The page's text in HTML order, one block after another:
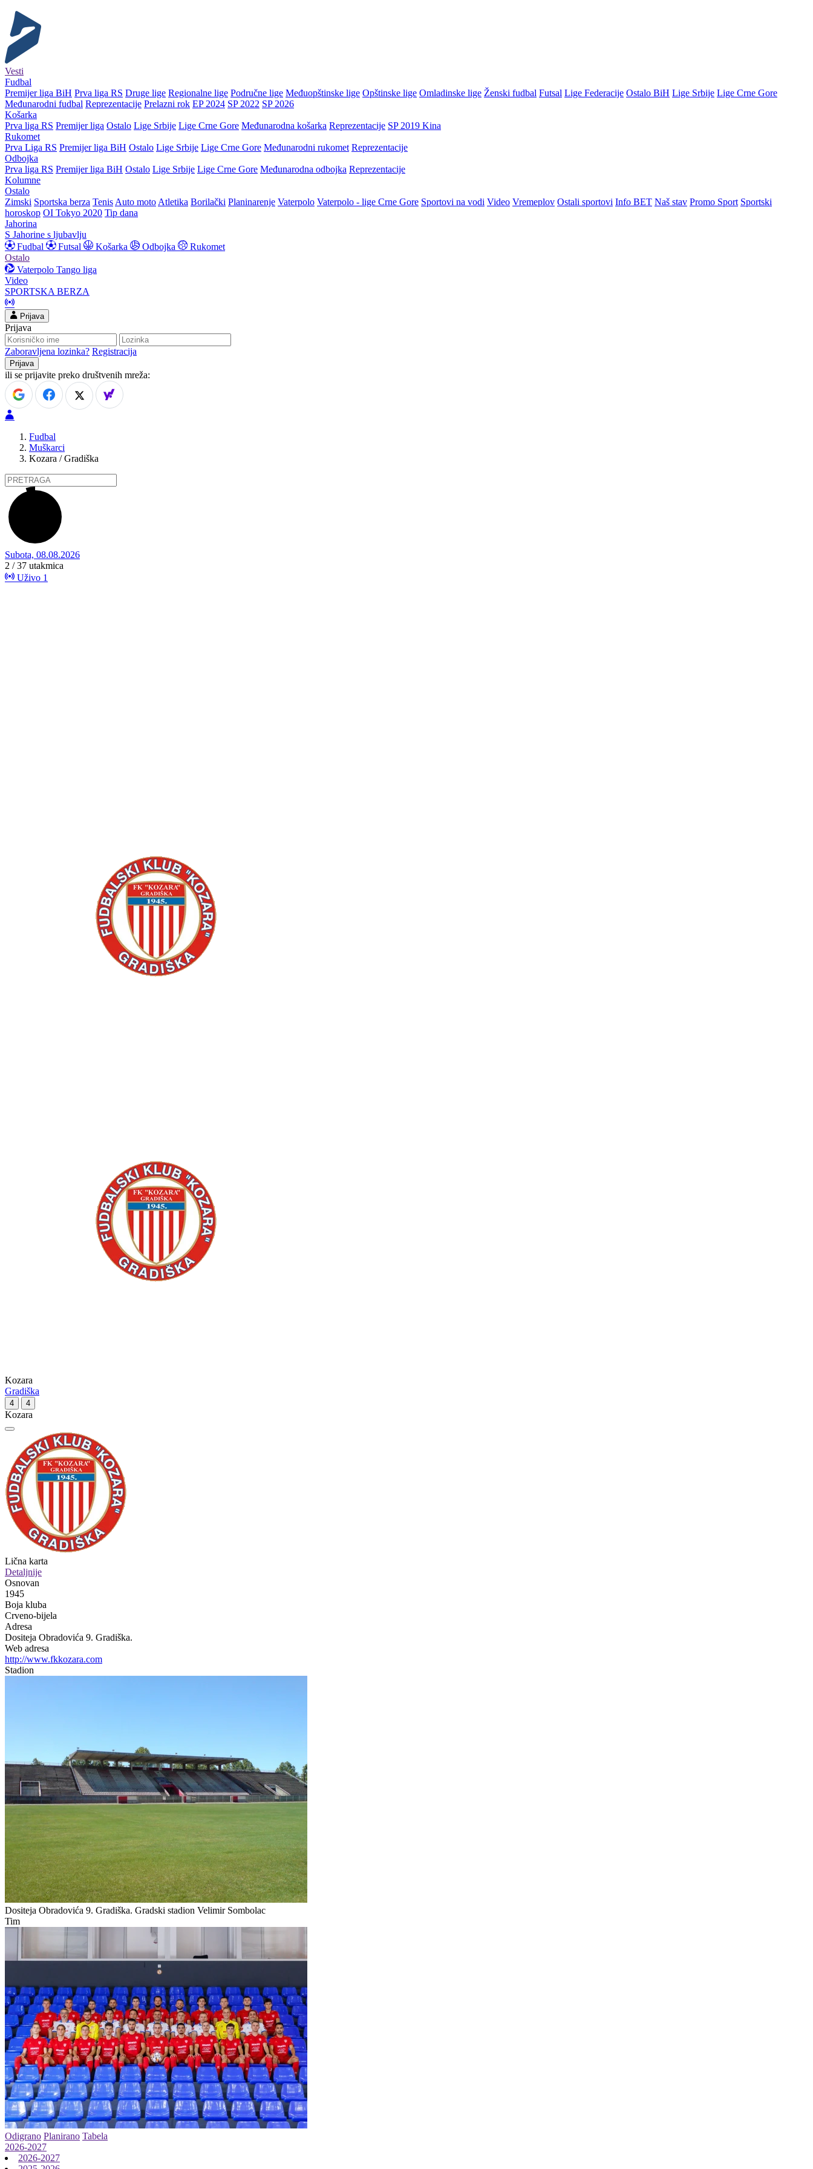
Vesti
Fudbal
Premijer liga BiH Prva liga RS Druge lige Regionalne lige Područne lige Međuopštinske lige Opštinske lige Omladinske lige Ženski fudbal Futsal Lige Federacije Ostalo BiH Lige Srbije Lige Crne Gore
Međunarodni fudbal Reprezentacije Prelazni rok EP 2024 SP 2022 SP 2026
Košarka
Prva liga RS Premijer liga Ostalo Lige Srbije Lige Crne Gore Međunarodna košarka Reprezentacije SP 2019 Kina
Rukomet
Prva Liga RS Premijer liga BiH Ostalo Lige Srbije Lige Crne Gore Međunarodni rukomet Reprezentacije
Odbojka
Prva liga RS Premijer liga BiH Ostalo Lige Srbije Lige Crne Gore Međunarodna odbojka Reprezentacije
Kolumne
Ostalo
Zimski Sportska berza Tenis Auto moto Atletika Borilački Planinarenje Vaterpolo Vaterpolo - lige Crne Gore Sportovi na vodi Video Vremeplov Ostali sportovi Info BET Naš stav Promo Sport Sportski
horoskop OI Tokyo 2020 Tip dana
Jahorina
S Jahorine s ljubavlju
Fudbal
Futsal Košarka Odbojka
Rukomet
Ostalo
Vaterpolo Tango liga
Video
SPORTSKA BERZA
Prijava
Prijava
Zaboravljena lozinka? Registracija
ili se prijavite preko društvenih mreža:
Fudbal
Muškarci
Kozara / Gradiška
Subota, 08.08.2026
2 / 37 utakmica
Uživo 1
Kozara
Gradiška
4 4
Kozara
Lična karta
Detaljnije
Osnovan
1945
Boja kluba
Crveno-bijela
Adresa
Dositeja Obradovića 9. Gradiška.
Web adresa
http://www.fkkozara.com
Stadion
Dositeja Obradovića 9. Gradiška. Gradski stadion Velimir Sombolac
Tim
Odigrano Planirano Tabela
2026-2027
2026-2027